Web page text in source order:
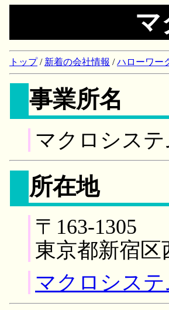
トップ/ 新着の会社情報 /ハローワー
事業所名
マクロシス
所在地
〒163-1305
東京都新宿区
マクロシス